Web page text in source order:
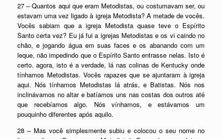
27 – Quantos aqui que eram Metodistas, ou costumavam ser, ou
estavam uma vez ligado à igreja Metodista? A metade de vocês.
Vocês sabiam que a igreja Metodista quase teve o Espírito
Santo certa vez? Eu já fui a igrejas Metodistas e os vi caindo no
chão, e jogando água em suas faces e os abanando com um
leque, não impedindo que o Espírito Santo entrasse nelas. Isto é
certo. agora, isto é a verdade, lá nas colinas de Kentucky onde
tínhamos Metodistas. Vocês rapazes que se ajuntaram à igreja
aqui. Nós tínhamos Metodistas lá atrás, e Batistas. Nós nos
inclinávamos no altar e batíamos uns nas costas dos outros até
que recebíamos algo. Nós vínhamos, e estávamos um
pouquinho diferentes após aquilo.
28 – Mas você simplesmente subiu e colocou o seu nome no